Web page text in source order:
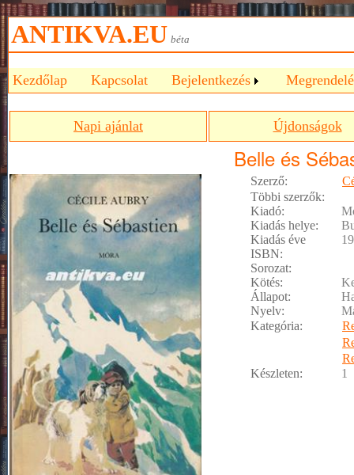
ANTIKVA.EU béta
Kezdőlap Kapcsolat Bejelentkezés
Napi ajánlat Újdonságok
Belle és
Szerző:
Többi szerzők:
Kiadó:
Kiadás helye:
Kiadás éve
ISBN:
Sorozat:
Kötés:
Állapot:
Nyelv:
Kategória:
Készleten:
1